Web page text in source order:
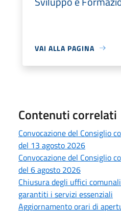
VAI ALLA PAGINA
Contenuti correlati
Convocazione del Consiglio
del 13 agosto 2026
Convocazione del Consiglio
del 6 agosto 2026
Chiusura degli uffici
garantiti i servizi essenziali
Aggiornamento orari di